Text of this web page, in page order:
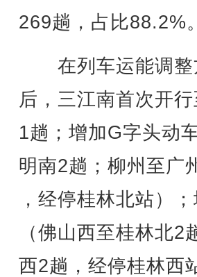
269趟，占比88.2%。
在列车运能调整
后，三江南首次开
1趟；增加G字头动
明南2趟；柳州至广
，经停桂林北站）
（佛山西至桂林北
西2趟，经停桂林西